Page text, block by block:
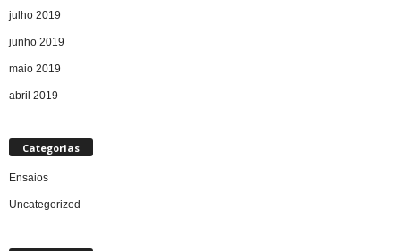
julho 2019
junho 2019
maio 2019
abril 2019
Categorias
Ensaios
Uncategorized